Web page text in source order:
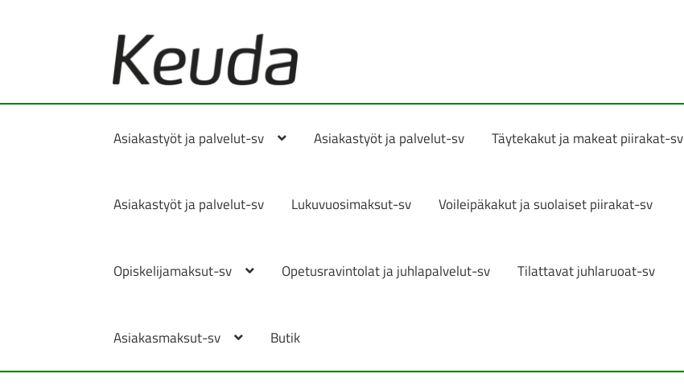
Hoppa
till
navigering
Hoppa
till
innehåll
Asiakastyöt ja palvelut-sv Asiakastyöt ja palvelut-sv Täytekakut ja makeat piirakat-sv
Asiakastyöt ja palvelut-sv Lukuvuosimaksut-sv Voileipäkakut ja suolaiset piirakat-sv
Opiskelijamaksut-sv Opetusravintolat ja juhlapalvelut-sv Tilattavat juhlaruoat-sv
Asiakasmaksut-sv Butik